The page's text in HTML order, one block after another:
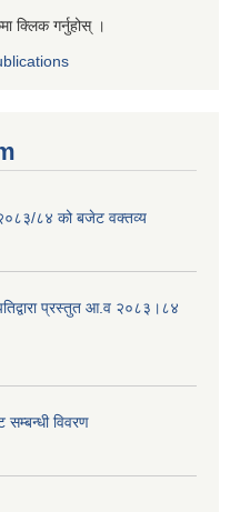
क्लिक गर्नुहोस् ।
८४ को बजेट वक्तव्य
प्रस्तुत आ.व‍ २०८३।८४
विवरण